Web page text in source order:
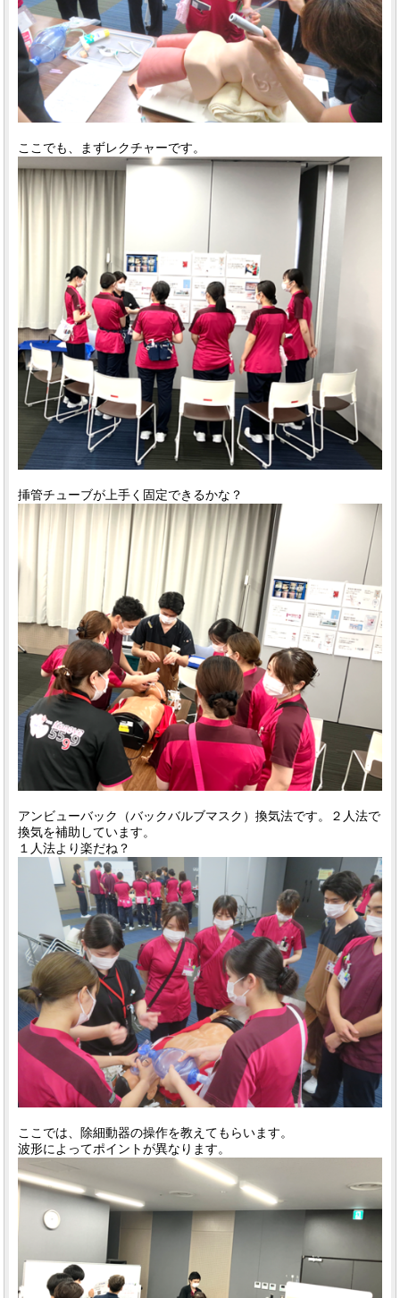
ここでも、まずレクチャーです。
挿管チューブが上手く固定できるかな？
アンビューバック（バックバルブマスク）換気法です。２人法で
換気を補助しています。
１人法より楽だね？
ここでは、除細動器の操作を教えてもらいます。
波形によってポイントが異なります。